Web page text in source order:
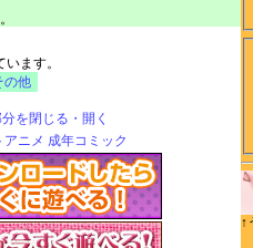
↑
ます。
の他
を閉じる・開く